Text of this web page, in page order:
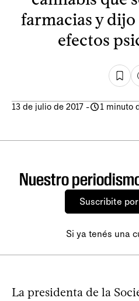
farmacias y
efectos
13 de julio de 2017 - 1 minuto
Nuestro
Suscribite
Si ya tenés una
La presidenta de la